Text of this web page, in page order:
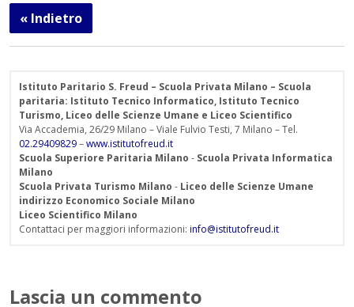
« Indietro
Istituto Paritario S. Freud – Scuola Privata Milano – Scuola
paritaria: Istituto Tecnico Informatico, Istituto Tecnico
Turismo, Liceo delle Scienze Umane e Liceo Scientifico
Via Accademia, 26/29 Milano – Viale Fulvio Testi, 7 Milano – Tel.
02.29409829–www.istitutofreud.it
Scuola Superiore Paritaria Milano - Scuola Privata Informatica
Milano
Scuola Privata Turismo Milano - Liceo delle Scienze Umane
indirizzo Economico Sociale Milano
Liceo Scientifico Milano
Contattaci per maggiori informazioni: info@istitutofreud.it
Lascia un commento